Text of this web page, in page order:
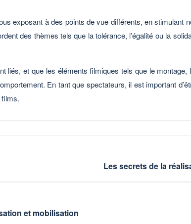
exposant à des points de vue différents, en stimulant
des thèmes tels que la tolérance, l’égalité ou la
liés, et que les éléments filmiques tels que le
En tant que spectateurs, il est important
Les secrets de la
et mobilisation